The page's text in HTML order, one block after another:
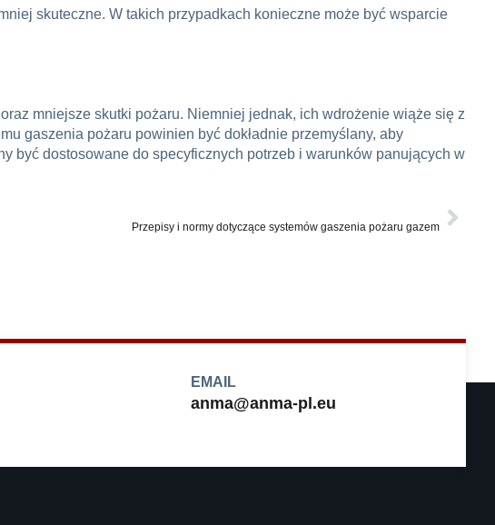
skuteczne. W takich przypadkach konieczne może być wsparcie
mniejsze skutki pożaru. Niemniej jednak, ich wdrożenie wiąże się z
gaszenia pożaru powinien być dokładnie przemyślany, aby
być dostosowane do specyficznych potrzeb i warunków panujących w
Przepisy i normy dotyczące systemów gaszenia pożaru gazem
EMAIL
anma@anma-pl.eu